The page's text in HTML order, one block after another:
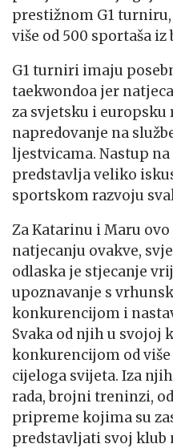
prestižnom G1
više od 500 sportaša
G1 turniri imaju
taekwondoa jer
za svjetsku i
napredovanje na
ljestvicama. Nastup
predstavlja veliko
sportskom razvoju
Za Katarinu i Maru
natjecanju ovakve,
odlaska je stjecanje
upoznavanje s
konkurencijom i
Svaka od njih u svojoj
konkurencijom od
cijeloga svijeta. Iza
rada, brojni treninzi,
pripreme kojima su
predstavljati svoj klub